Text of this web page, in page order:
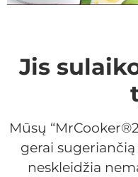
Jis
Mūsų
gerai
neskleidžia